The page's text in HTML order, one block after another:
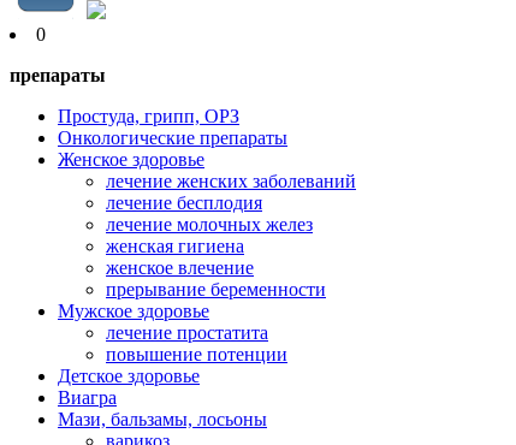
0
препараты
Простуда, грипп, ОРЗ
Онкологические препараты
Женское здоровье
лечение женских заболеваний
лечение бесплодия
лечение молочных желез
женская гигиена
женское влечение
прерывание беременности
Мужское здоровье
лечение простатита
повышение потенции
Детское здоровье
Виагра
Мази, бальзамы, лосьоны
варикоз